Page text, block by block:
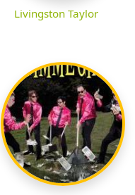
Livingston Taylor